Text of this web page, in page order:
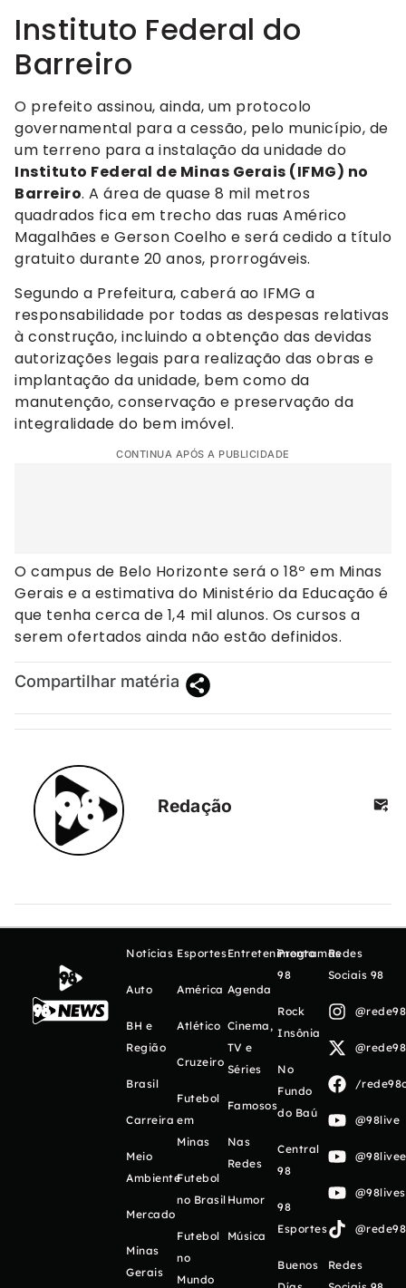
Instituto Federal do
Barreiro
O prefeito assinou, ainda, um protocolo
governamental para a cessão, pelo município, de
um terreno para a instalação da unidade do
Instituto Federal de Minas Gerais (IFMG) no
Barreiro. A área de quase 8 mil metros
quadrados fica em trecho das ruas Américo
Magalhães e Gerson Coelho e será cedido a título
gratuito durante 20 anos, prorrogáveis.
Segundo a Prefeitura, caberá ao IFMG a
responsabilidade por todas as despesas relativas
à construção, incluindo a obtenção das devidas
autorizações legais para realização das obras e
implantação da unidade, bem como da
manutenção, conservação e preservação da
integralidade do bem imóvel.
CONTINUA APÓS A PUBLICIDADE
O campus de Belo Horizonte será o 18º em Minas
Gerais e a estimativa do Ministério da Educação é
que tenha cerca de 1,4 mil alunos. Os cursos a
serem ofertados ainda não estão definidos.
Compartilhar matéria
Redação
Notícias
Auto
BH e
Região
Brasil
Carreira
Meio
Ambiente
Mercado
Minas
Gerais
Esportes
América
Atlético
Cruzeiro
Futebol
em
Minas
Futebol
no Brasil
Futebol
no
Mundo
Entretenimento
Agenda
Cinema,
TV e
Séries
Famosos
Nas
Redes
Humor
Música
Programas
98
Rock
Insônia
No
Fundo
do Baú
Central
98
98
Esportes
Buenos
Redes
Sociais 98
/
@98live
Redes